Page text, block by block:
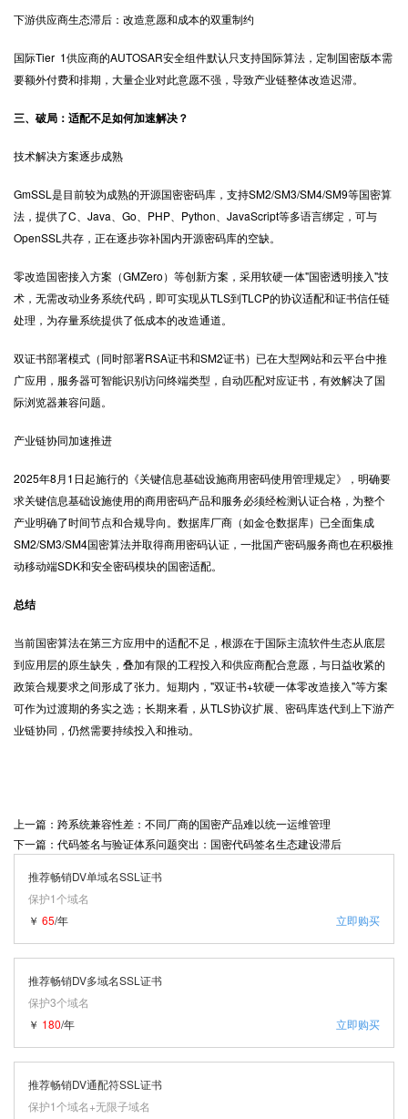
下游供应商生态滞后：改造意愿和成本的双重制约
国际Tier 1供应商的AUTOSAR安全组件默认只支持国际算法，定制国密版本需
要额外付费和排期，大量企业对此意愿不强，导致产业链整体改造迟滞。
三、破局：适配不足如何加速解决？
技术解决方案逐步成熟
GmSSL是目前较为成熟的开源国密密码库，支持SM2/SM3/SM4/SM9等国密算
法，提供了C、Java、Go、PHP、Python、JavaScript等多语言绑定，可与
OpenSSL共存，正在逐步弥补国内开源密码库的空缺。
零改造国密接入方案（GMZero）等创新方案，采用软硬一体"国密透明接入"技
术，无需改动业务系统代码，即可实现从TLS到TLCP的协议适配和证书信任链
处理，为存量系统提供了低成本的改造通道。
双证书部署模式（同时部署RSA证书和SM2证书）已在大型网站和云平台中推
广应用，服务器可智能识别访问终端类型，自动匹配对应证书，有效解决了国
际浏览器兼容问题。
产业链协同加速推进
2025年8月1日起施行的《关键信息基础设施商用密码使用管理规定》，明确要
求关键信息基础设施使用的商用密码产品和服务必须经检测认证合格，为整个
产业明确了时间节点和合规导向。数据库厂商（如金仓数据库）已全面集成
SM2/SM3/SM4国密算法并取得商用密码认证，一批国产密码服务商也在积极推
动移动端SDK和安全密码模块的国密适配。
总结
当前国密算法在第三方应用中的适配不足，根源在于国际主流软件生态从底层
到应用层的原生缺失，叠加有限的工程投入和供应商配合意愿，与日益收紧的
政策合规要求之间形成了张力。短期内，"双证书+软硬一体零改造接入"等方案
可作为过渡期的务实之选；长期来看，从TLS协议扩展、密码库迭代到上下游产
业链协同，仍然需要持续投入和推动。
上一篇：跨系统兼容性差：不同厂商的国密产品难以统一运维管理
下一篇：代码签名与验证体系问题突出：国密代码签名生态建设滞后
推荐畅销DV单域名SSL证书
保护1个域名
立即购买
￥ 65/年
推荐畅销DV多域名SSL证书
保护3个域名
立即购买
￥ 180/年
推荐畅销DV通配符SSL证书
保护1个域名+无限子域名